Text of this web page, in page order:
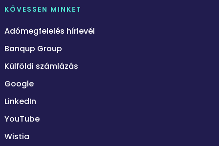
KÖVESSEN MINKET
Adómegfelelés hírlevél
Banqup Group
Külföldi számlázás
Google
LinkedIn
YouTube
Wistia